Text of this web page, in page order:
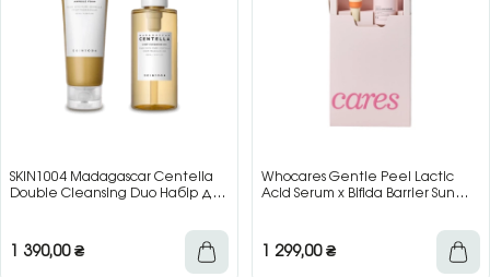
SKIN1004 Madagascar Centella
Double Cleansing Duo Набір для
1 390,00₴
Whocares Gentle Peel Lactic
Acid Serum x Bifida Barrier Sun
1 299,00₴